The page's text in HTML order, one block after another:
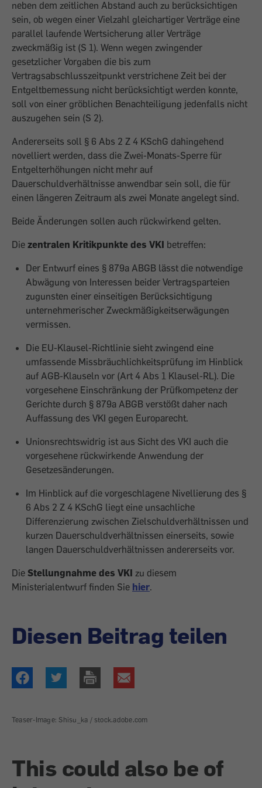
neben dem zeitlichen Abstand auch zu berücksichtigen
sein, ob wegen einer Vielzahl gleichartiger Verträge eine
parallel laufende Wertsicherung aller Verträge
zweckmäßig ist (S 1). Wenn wegen zwingender
gesetzlicher Vorgaben die bis zum
Vertragsabschlusszeitpunkt verstrichene Zeit bei der
Entgeltbemessung nicht berücksichtigt werden konnte,
soll von einer gröblichen Benachteiligung jedenfalls nicht
auszugehen sein (S 2).
Andererseits soll § 6 Abs 2 Z 4 KSchG dahingehend
novelliert werden, dass die Zwei-Monats-Sperre für
Entgelterhöhungen nicht mehr auf
Dauerschuldverhältnisse anwendbar sein soll, die für
einen längeren Zeitraum als zwei Monate angelegt sind.
Beide Änderungen sollen auch rückwirkend gelten.
Die zentralen Kritikpunkte des VKI betreffen:
Der Entwurf eines § 879a ABGB lässt die notwendige
Abwägung von Interessen beider Vertragsparteien
zugunsten einer einseitigen Berücksichtigung
unternehmerischer Zweckmäßigkeitserwägungen
vermissen.
Die EU-Klausel-Richtlinie sieht zwingend eine
umfassende Missbräuchlichkeitsprüfung im Hinblick
auf AGB-Klauseln vor (Art 4 Abs 1 Klausel-RL). Die
vorgesehene Einschränkung der Prüfkompetenz der
Gerichte durch § 879a ABGB verstößt daher nach
Auffassung des VKI gegen Europarecht.
Unionsrechtswidrig ist aus Sicht des VKI auch die
vorgesehene rückwirkende Anwendung der
Gesetzesänderungen.
Im Hinblick auf die vorgeschlagene Nivellierung des §
6 Abs 2 Z 4 KSchG liegt eine unsachliche
Differenzierung zwischen Zielschuldverhältnissen und
kurzen Dauerschuldverhältnissen einerseits, sowie
langen Dauerschuldverhältnissen andererseits vor.
Die Stellungnahme des VKI zu diesem
Ministerialentwurf finden Sie hier.
Diesen Beitrag teilen
Teaser-Image: Shisu_ka / stock.adobe.com
This could also be of